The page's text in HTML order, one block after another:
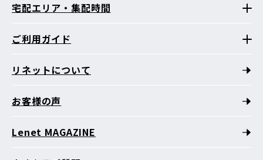
宅配エリア・集配時間
ご利用ガイド
リネットについて
お客様の声
Lenet MAGAZINE